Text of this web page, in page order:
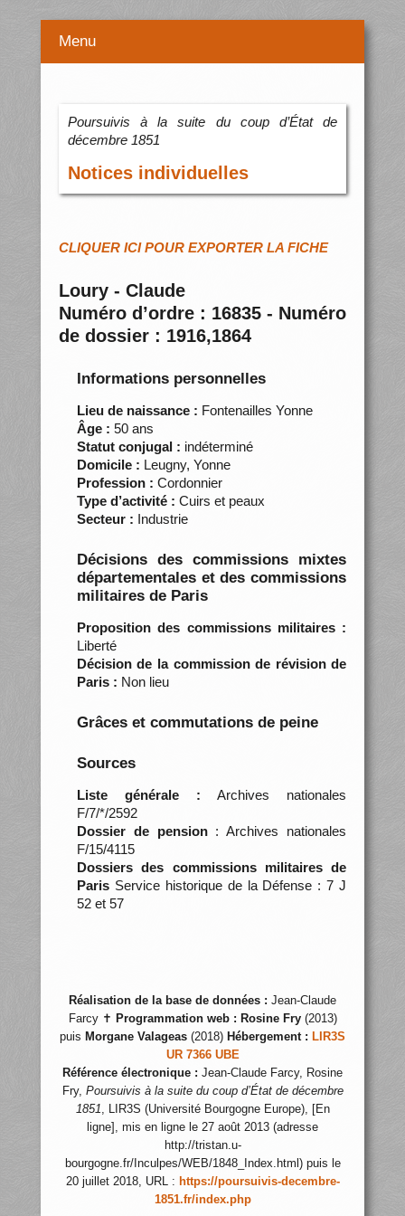
Menu
Poursuivis à la suite du coup d’État de
décembre 1851
Notices individuelles
CLIQUER ICI POUR EXPORTER LA FICHE
Loury - Claude
Numéro d’ordre : 16835 - Numéro
de dossier : 1916,1864
Informations personnelles
Lieu de naissance : Fontenailles Yonne
Âge : 50 ans
Statut conjugal : indéterminé
Domicile : Leugny, Yonne
Profession : Cordonnier
Type d’activité : Cuirs et peaux
Secteur : Industrie
Décisions des commissions mixtes
départementales et des commissions
militaires de Paris
Proposition des commissions militaires :
Liberté
Décision de la commission de révision de
Paris : Non lieu
Grâces et commutations de peine
Sources
Liste générale : Archives nationales
F/7/*/2592
Dossier de pension: Archives nationales
F/15/4115
Dossiers des commissions militaires de
ParisService historique de la Défense : 7 J
52 et 57
Réalisation de la base de données : Jean-Claude
Farcy ✝ Programmation web : Rosine Fry(2013)
puis Morgane Valageas (2018) Hébergement : LIR3S
UR 7366 UBE
Référence électronique : Jean-Claude Farcy, Rosine
Fry, Poursuivis à la suite du coup d’État de décembre
1851, LIR3S (Université Bourgogne Europe), [En
ligne], mis en ligne le 27 août 2013 (adresse
http://tristan.u-
bourgogne.fr/Inculpes/WEB/1848_Index.html) puis le
20 juillet 2018, URL : https://poursuivis-decembre-
1851.fr/index.php